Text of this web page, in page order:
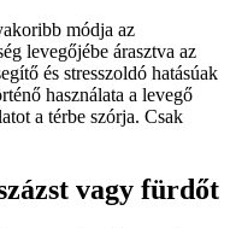
módja az
levegőjébe árasztva az
és stresszoldó hatásúak
használata a levegő
a térbe szórja. Csak
vagy fürdőt